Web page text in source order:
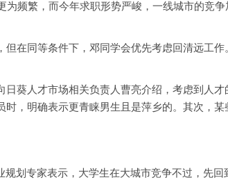
繁，而今年求职形势严峻，一线城市的竞争
同等条件下，邓同学会优先考虑回清远工作
人才市场相关负责人曹亮介绍，考虑到人才
，明确表示更青睐男生且是萍乡的。其次，
专家表示，大学生在大城市竞争不过，先回